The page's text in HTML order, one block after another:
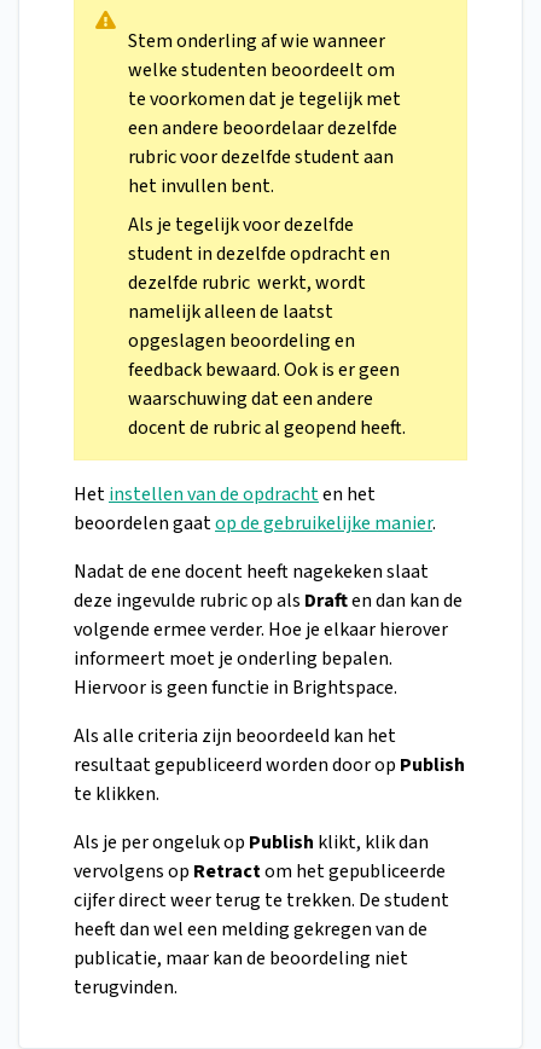
Stem onderling af wie wanneer
welke studenten beoordeelt om
te voorkomen dat je tegelijk met
een andere beoordelaar dezelfde
rubric voor dezelfde student aan
het invullen bent.
Als je tegelijk voor dezelfde
student in dezelfde opdracht en
dezelfde rubric werkt, wordt
namelijk alleen de laatst
opgeslagen beoordeling en
feedback bewaard. Ook is er geen
waarschuwing dat een andere
docent de rubric al geopend heeft.
Hetinstellen van de opdrachten het
beoordelen gaatop de gebruikelijke manier.
Nadat de ene docent heeft nagekeken slaat
deze ingevulde rubric op als Draften dan kan de
volgende ermee verder. Hoe je elkaar hierover
informeert moet je onderling bepalen.
Hiervoor is geen functie in Brightspace.
Als alle criteria zijn beoordeeld kan het
resultaat gepubliceerd worden door op Publish
te klikken.
Als je per ongeluk op Publish klikt, klik dan
vervolgens op Retractom het gepubliceerde
cijfer direct weer terug te trekken. De student
heeft dan wel een melding gekregen van de
publicatie, maar kan de beoordeling niet
terugvinden.